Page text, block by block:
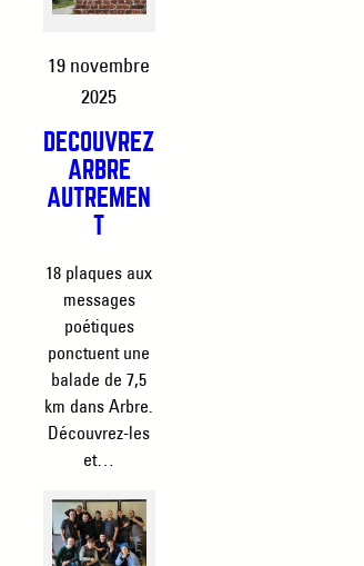
19 novembre
2025
DÉCOUVREZ
ARBRE
AUTREMEN
18 plaques aux
messages
poétiques
ponctuent une
balade de 7,5
km dans Arbre.
Découvrez-les
et…